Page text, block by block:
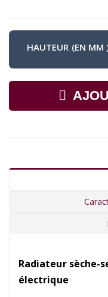
HAUTEUR (EN MM
Radiateur sèche-
électrique